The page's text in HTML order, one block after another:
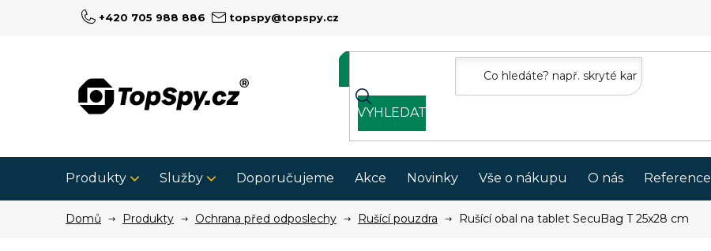
+420 705 988 886 topspy@topspy.cz
VYHLEDAT
Produkty Služby Doporučujeme Akce Novinky Vše o nákupu O nás Reference
Domů Produkty Ochrana před odposlechy Rušící pouzdra Rušící obal na tablet SecuBag T 25x28 cm